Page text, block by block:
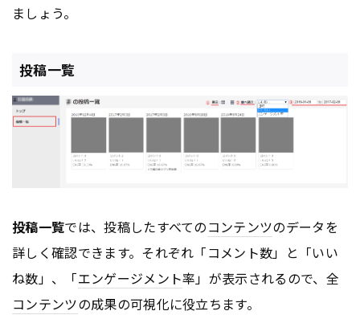
ましょう。
投稿一覧
投稿一覧では、投稿したすべてのコンテンツのデータを
詳しく確認できます。それぞれ「コメント数」と「いい
ね数」、「エンゲージメント率」が表示されるので、全
コンテンツの成果の可視化に役立ちます。